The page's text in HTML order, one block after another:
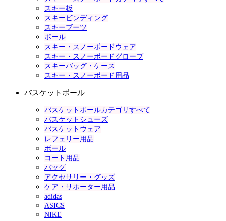
スキー板
スキービンディング
スキーブーツ
ポール
スキー・スノーボードウェア
スキー・スノーボードグローブ
スキーバッグ・ケース
スキー・スノーボード用品
バスケットボール
バスケットボールカテゴリすべて
バスケットシューズ
バスケットウェア
レフェリー用品
ボール
コート用品
バッグ
アクセサリー・グッズ
ケア・サポーター用品
adidas
ASICS
NIKE